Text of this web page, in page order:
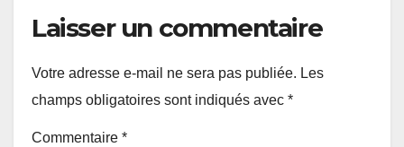
Laisser un commentaire
Votre adresse e-mail ne sera pas publiée. Les
champs obligatoires sont indiqués avec *
Commentaire *